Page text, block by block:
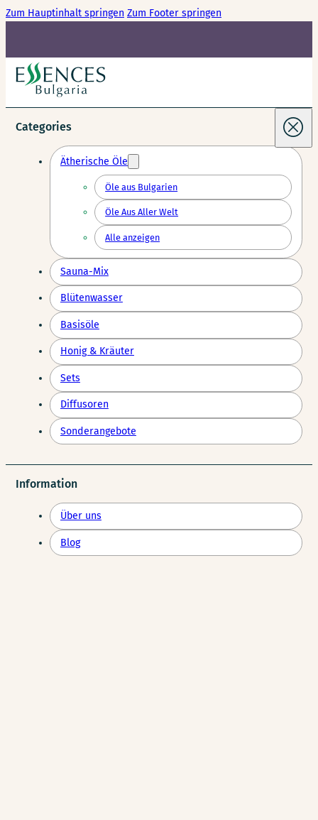
Zum Hauptinhalt springen Zum Footer springen
Categories
Ätherische Öle
Öle aus Bulgarien
Öle Aus Aller Welt
Alle anzeigen
Sauna-Mix
Blütenwasser
Basisöle
Honig & Kräuter
Sets
Diffusoren
Sonderangebote
Information
Über uns
Blog